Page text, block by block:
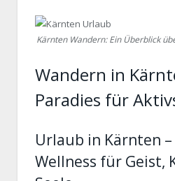
Kärnten Wandern: Ein Überblick
Wandern in
Paradies für
Urlaub in Kärnten
Wellness für Geist,